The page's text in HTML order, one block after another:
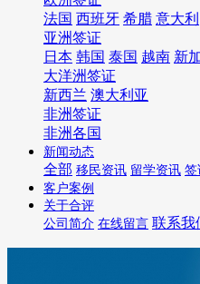
法国 西班牙 希腊 意大利
亚洲签证
日本 韩国 泰国 越南 新
大洋洲签证
新西兰 澳大利亚
非洲签证
非洲各国
新闻动态
全部 移民资讯 留学资讯 签
客户案例
关于合评
公司简介 在线留言 联系我